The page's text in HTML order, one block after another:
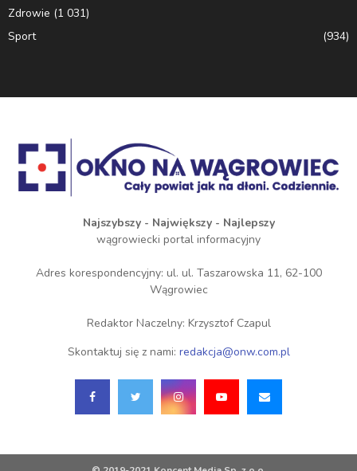
Zdrowie (1 031)
Sport
(934)
Najszybszy - Największy - Najlepszy
wągrowiecki portal informacyjny
Adres korespondencyjny: ul. ul. Taszarowska 11, 62-100
Wągrowiec
Redaktor Naczelny: Krzysztof Czapul
Skontaktuj się z nami: redakcja@onw.com.pl